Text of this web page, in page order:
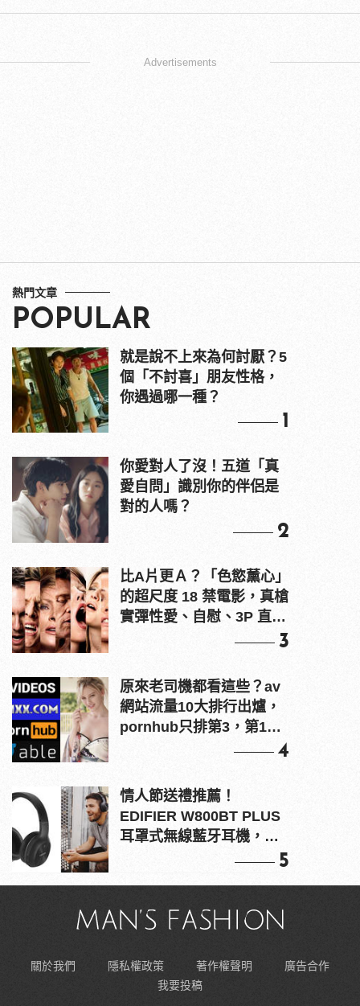
Advertisements
熱門文章
POPULAR
就是說不上來為何討厭？5
個「不討喜」朋友性格，
你遇過哪一種？
1
你愛對人了沒！五道「真
愛自問」識別你的伴侶是
對的人嗎？
2
比A片更Ａ？「色慾薰心」
的超尺度 18 禁電影，真槍
實彈性愛、自慰、3P 直接
3
原來老司機都看這些？av
網站流量10大排行出爐，
pornhub只排第3，第1名
4
情人節送禮推薦！
EDIFIER W800BT PLUS
耳罩式無線藍牙耳機，在
5
關於我們 隱私權政策 著作權聲明
廣告合作
我要投稿